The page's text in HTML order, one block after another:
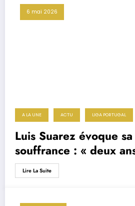
6 mai 2026
A LA UNE ACTU LIGA PORTUGAL
Luis Suarez évoque
souffrance : « deux
permanent, d’usure
Lire La Suite